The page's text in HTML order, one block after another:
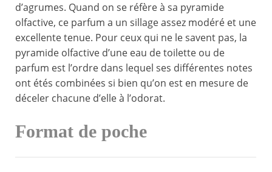
d’agrumes. Quand on se réfère à sa pyramide
olfactive, ce parfum a un sillage assez modéré et une
excellente tenue. Pour ceux qui ne le savent pas, la
pyramide olfactive d’une eau de toilette ou de
parfum est l’ordre dans lequel ses différentes notes
ont étés combinées si bien qu’on est en mesure de
déceler chacune d’elle à l’odorat.
Format de poche